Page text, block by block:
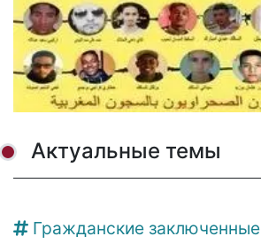
Актуальные темы
Гражданские заключенные